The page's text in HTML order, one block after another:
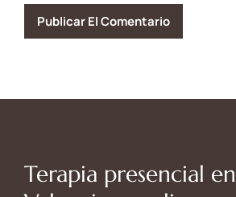
Terapia presencial en